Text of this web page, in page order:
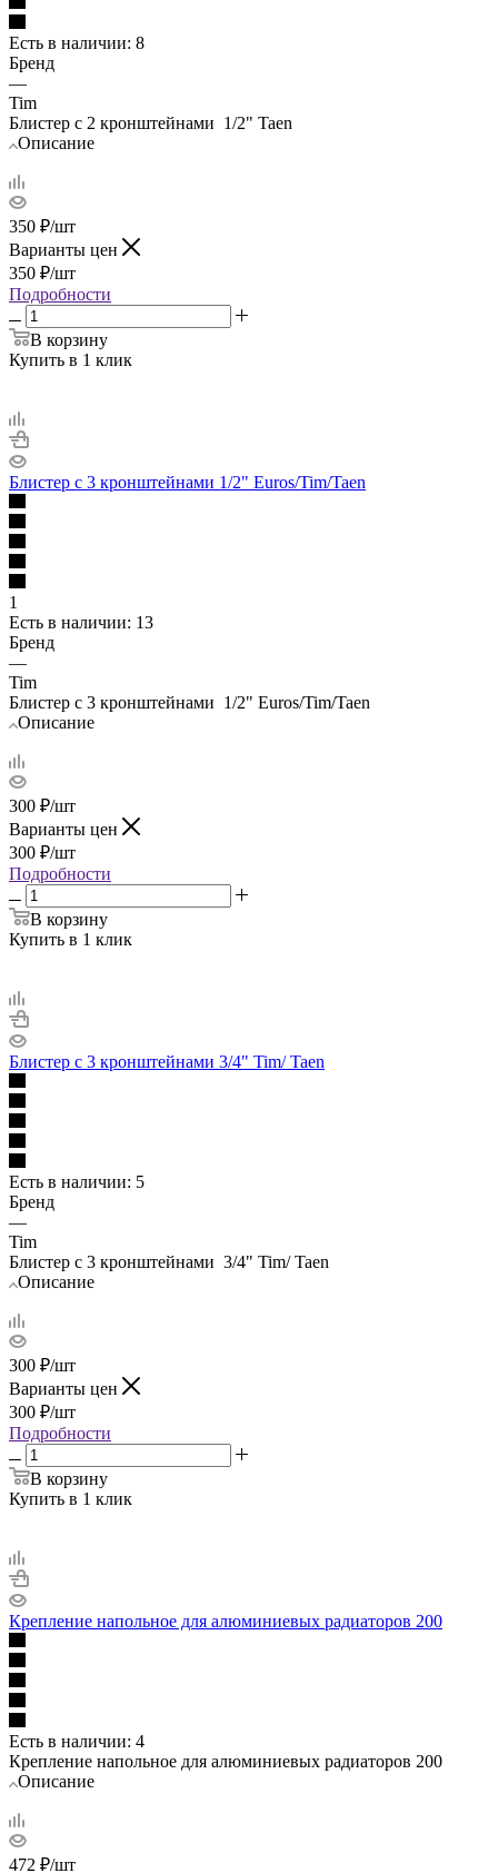
Есть в наличии: 8
Бренд
—
Tim
Блистер с 2 кронштейнами 1/2" Taen
Описание
350 ₽/шт
Варианты цен
350 ₽/шт
Подробности
В корзину
Купить в 1 клик
Блистер с 3 кронштейнами 1/2" Euros/Tim/Taen
1
Есть в наличии: 13
Бренд
—
Tim
Блистер с 3 кронштейнами 1/2" Euros/Tim/Taen
Описание
300 ₽/шт
Варианты цен
300 ₽/шт
Подробности
В корзину
Купить в 1 клик
Блистер с 3 кронштейнами 3/4" Tim/ Taen
Есть в наличии: 5
Бренд
—
Tim
Блистер с 3 кронштейнами 3/4" Tim/ Taen
Описание
300 ₽/шт
Варианты цен
300 ₽/шт
Подробности
В корзину
Купить в 1 клик
Крепление напольное для алюминиевых радиаторов 200
Есть в наличии: 4
Крепление напольное для алюминиевых радиаторов 200
Описание
472 ₽/шт